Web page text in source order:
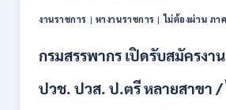
/
และ
/
งานราชการ | หางานราชการ |ไม่ต้องผ่าน ภา
กรมสรรพากร เปิดรับสมัครงา
ปวช. ปวส. ป.ตรี หลายสาขา /